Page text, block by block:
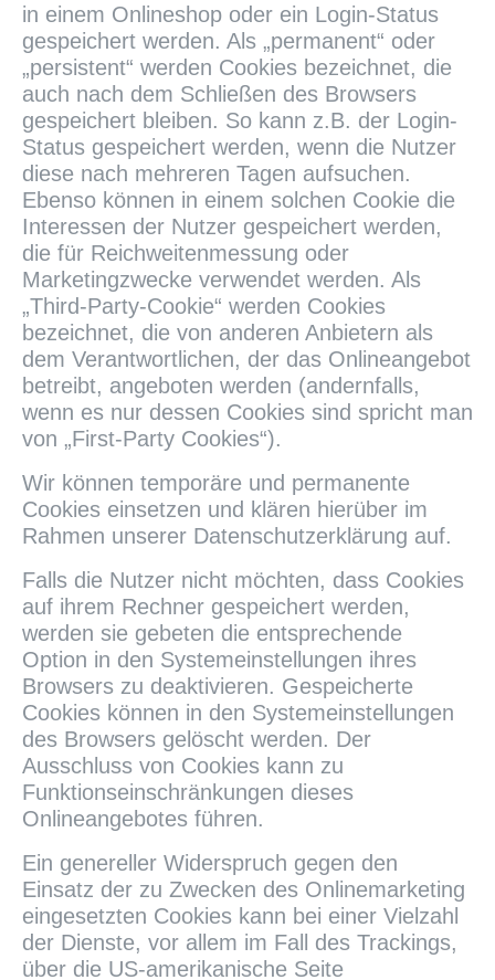
in einem Onlineshop oder ein Login-Status
gespeichert werden. Als „permanent“ oder
„persistent“ werden Cookies bezeichnet, die
auch nach dem Schließen des Browsers
gespeichert bleiben. So kann z.B. der Login-
Status gespeichert werden, wenn die Nutzer
diese nach mehreren Tagen aufsuchen.
Ebenso können in einem solchen Cookie die
Interessen der Nutzer gespeichert werden,
die für Reichweitenmessung oder
Marketingzwecke verwendet werden. Als
„Third-Party-Cookie“ werden Cookies
bezeichnet, die von anderen Anbietern als
dem Verantwortlichen, der das Onlineangebot
betreibt, angeboten werden (andernfalls,
wenn es nur dessen Cookies sind spricht man
von „First-Party Cookies“).
Wir können temporäre und permanente
Cookies einsetzen und klären hierüber im
Rahmen unserer Datenschutzerklärung auf.
Falls die Nutzer nicht möchten, dass Cookies
auf ihrem Rechner gespeichert werden,
werden sie gebeten die entsprechende
Option in den Systemeinstellungen ihres
Browsers zu deaktivieren. Gespeicherte
Cookies können in den Systemeinstellungen
des Browsers gelöscht werden. Der
Ausschluss von Cookies kann zu
Funktionseinschränkungen dieses
Onlineangebotes führen.
Ein genereller Widerspruch gegen den
Einsatz der zu Zwecken des Onlinemarketing
eingesetzten Cookies kann bei einer Vielzahl
der Dienste, vor allem im Fall des Trackings,
über die US-amerikanische Seite